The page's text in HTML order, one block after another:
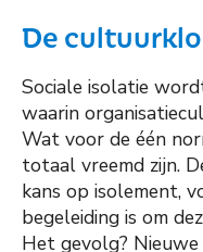
De
Sociale isolatie
waarin
Wat voor de één
totaal vreemd zijn.
kans op isolement,
begeleiding is om
Het gevolg?